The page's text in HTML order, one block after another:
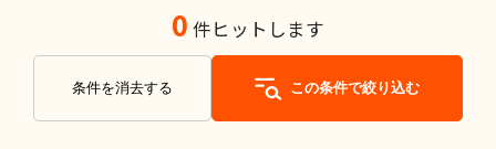
0 件ヒットします
条件を消去する この条件で絞り込む